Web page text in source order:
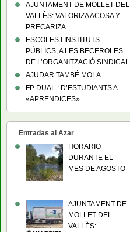
AJUNTAMENT DE MOLLET DEL
VALLÈS: VALORIZA ACOSA Y
PRECARIZA
ESCOLES I INSTITUTS
PÚBLICS, A LES BECEROLES
DE L’ORGANITZACIÓ SINDICAL
AJUDAR TAMBÉ MOLA
FP DUAL : D’ESTUDIANTS A
«APRENDICES»
Entradas al Azar
HORARIO
DURANTE EL
MES DE AGOSTO
AJUNTAMENT DE
MOLLET DEL
VALLÈS: